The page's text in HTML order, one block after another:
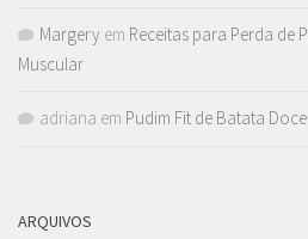
Margery em Receitas para Perda de
Muscular
adriana em Pudim Fit de Batata Doce
ARQUIVOS